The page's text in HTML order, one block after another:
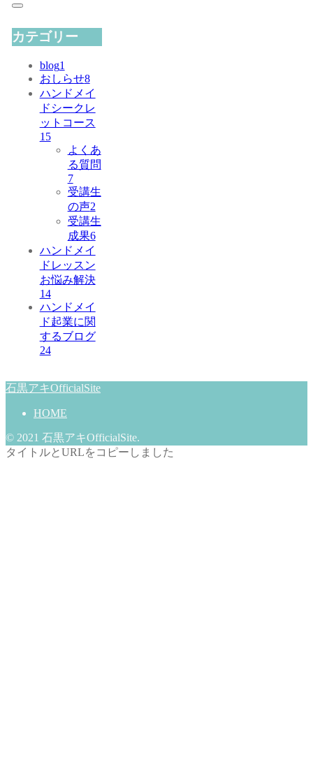
カテゴリー
blog1
おしらせ8
ハンドメイ
ドシークレ
ットコース
15
よくあ
る質問
7
受講生
の声2
受講生
成果6
ハンドメイ
ドレッスン
お悩み解決
14
ハンドメイ
ド起業に関
するブログ
24
石黒アキOfficialSite
HOME
© 2021 石黒アキOfficialSite.
タイトルとURLをコピーしました